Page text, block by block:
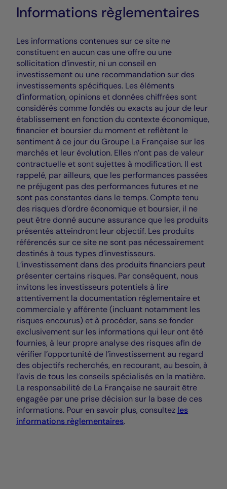
Informations règlementaires
Les informations contenues sur ce site ne
constituent en aucun cas une offre ou une
sollicitation d’investir, ni un conseil en
investissement ou une recommandation sur des
investissements spécifiques. Les éléments
d’information, opinions et données chiffrées sont
considérés comme fondés ou exacts au jour de leur
établissement en fonction du contexte économique,
financier et boursier du moment et reflètent le
sentiment à ce jour du Groupe La Française sur les
marchés et leur évolution. Elles n’ont pas de valeur
contractuelle et sont sujettes à modification. Il est
rappelé, par ailleurs, que les performances passées
ne préjugent pas des performances futures et ne
sont pas constantes dans le temps. Compte tenu
des risques d’ordre économique et boursier, il ne
peut être donné aucune assurance que les produits
présentés atteindront leur objectif. Les produits
référencés sur ce site ne sont pas nécessairement
destinés à tous types d’investisseurs.
L’investissement dans des produits financiers peut
présenter certains risques. Par conséquent, nous
invitons les investisseurs potentiels à lire
attentivement la documentation réglementaire et
commerciale y afférente (incluant notamment les
risques encourus) et à procéder, sans se fonder
exclusivement sur les informations qui leur ont été
fournies, à leur propre analyse des risques afin de
vérifier l’opportunité de l’investissement au regard
des objectifs recherchés, en recourant, au besoin, à
l’avis de tous les conseils spécialisés en la matière.
La responsabilité de La Française ne saurait être
engagée par une prise décision sur la base de ces
informations. Pour en savoir plus, consultez les
informations règlementaires.